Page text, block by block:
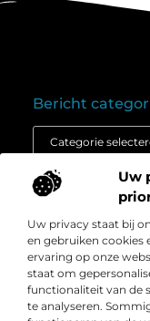
Uw
Uw privacy staat bij
en gebruiken cookies
ervaring op onze
staat om
functionaliteit van de
te analyseren.
Over
Bedrijf
” Het platform
conversieboosts “
Duik in
inspirerende cases
niveau tillen.
Onze
Bericht